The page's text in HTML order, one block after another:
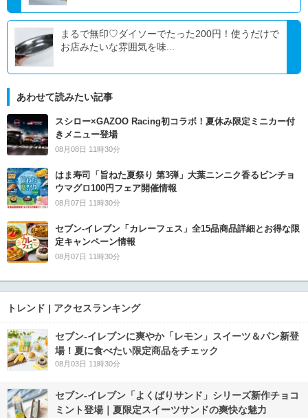
まるで無印♡ダイソーでたった200円！使うだけで
お店みたいな雰囲気を味...
あわせて読みたい記事
スシロー×GAZOO Racing初コラボ！夏休み限定ミニカー付
きメニュー登場
08月08日 11時30分
はま寿司「旨ねた夏祭り 第3弾」大葉ニンニク香るビンチョ
ウマグロ100円フェア開催情報
08月07日 11時30分
セブン‐イレブン「カレーフェス」全15品商品詳細とお得な限
定キャンペーン情報
08月07日 11時30分
トレンド | アクセスランキング
セブン‐イレブンに爽やか「レモン」スイーツ＆パン新登
場！夏に食べたい限定商品をチェック
08月03日 11時30分
セブン‐イレブン「よくばりサンド」シリーズ新作チョコ
ミント登場｜夏限定スイーツサンドの爽快な魅力